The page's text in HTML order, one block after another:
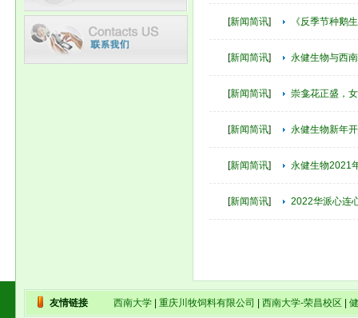
[新闻简讯] 《反季节种鹅
[新闻简讯] 永健生物与西
[新闻简讯] 崇龛花正盛，
[新闻简讯] 永健生物新年
[新闻简讯] 永健生物2021
[新闻简讯] 2022华派心连
友情链接 西南大学 重庆川牧饲料有限公司 西南大学-荣昌校区